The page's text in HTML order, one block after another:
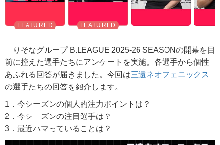
りそなグループ B.LEAGUE 2025-26 SEASONの開幕を目
前に控えた選手たちにアンケートを実施。各選手から個性
あふれる回答が届きました。今回は三遠ネオフェニックス
の選手たちの回答を紹介します。
1．今シーズンの個人的注力ポイントは？
2．今シーズンの注目選手は？
3．最近ハマっていることは？